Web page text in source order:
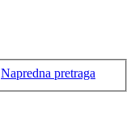
Napredna pretraga